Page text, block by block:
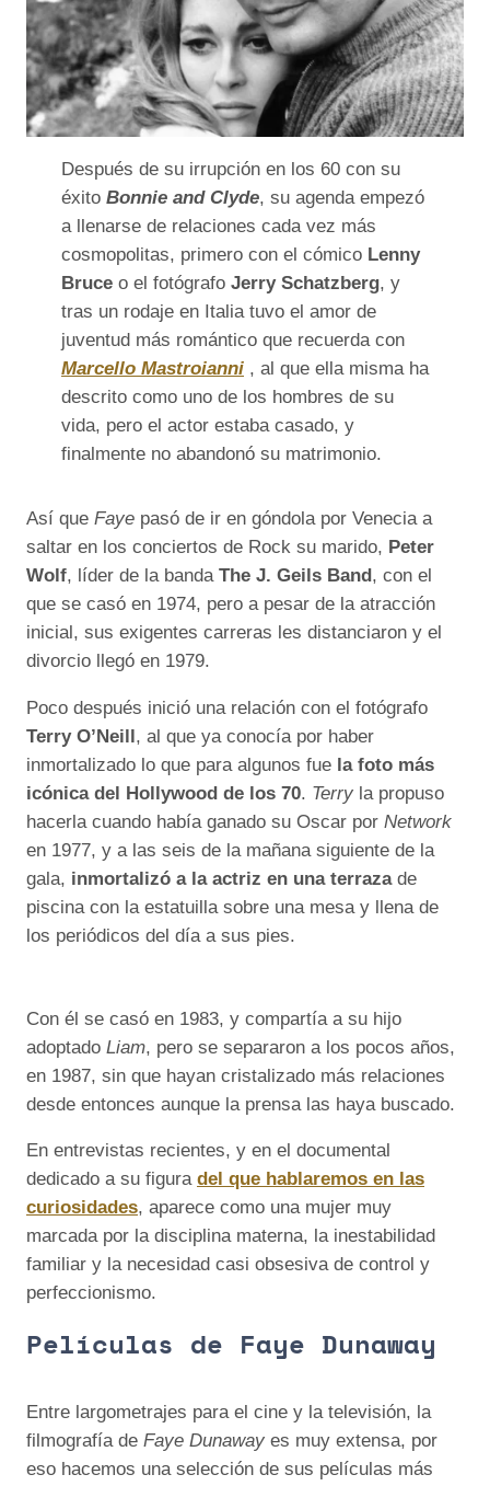
Después de su irrupción en los 60 con su
éxito Bonnie and Clyde, su agenda empezó
a llenarse de relaciones cada vez más
cosmopolitas, primero con el cómico Lenny
Bruce o el fotógrafo Jerry Schatzberg, y
tras un rodaje en Italia tuvo el amor de
juventud más romántico que recuerda con
Marcello Mastroianni , al que ella misma ha
descrito como uno de los hombres de su
vida, pero el actor estaba casado, y
finalmente no abandonó su matrimonio.
Así que Faye pasó de ir en góndola por Venecia a
saltar en los conciertos de Rock su marido, Peter
Wolf, líder de la banda The J. Geils Band , con el
que se casó en 1974, pero a pesar de la atracción
inicial, sus exigentes carreras les distanciaron y el
divorcio llegó en 1979.
Poco después inició una relación con el fotógrafo
Terry O’Neill, al que ya conocía por haber
inmortalizado lo que para algunos fue la foto más
icónica del Hollywood de los 70. Terry la propuso
hacerla cuando había ganado su Oscar por Network
en 1977, y a las seis de la mañana siguiente de la
gala, inmortalizó a la actriz en una terrazade
piscina con la estatuilla sobre una mesa y llena de
los periódicos del día a sus pies.
Con él se casó en 1983, y compartía a su hijo
adoptado Liam, pero se separaron a los pocos años,
en 1987, sin que hayan cristalizado más relaciones
desde entonces aunque la prensa las haya buscado.
En entrevistas recientes, y en el documental
dedicado a su figura del que hablaremos en las
curiosidades, aparece como una mujer muy
marcada por la disciplina materna, la inestabilidad
familiar y la necesidad casi obsesiva de control y
perfeccionismo.
Películas de Faye Dunaway
Entre largometrajes para el cine y la televisión, la
filmografía de Faye Dunaway es muy extensa, por
eso hacemos una selección de sus películas más